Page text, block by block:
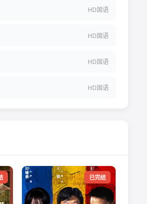
HD国语
HD国语
HD国语
HD国语
已完结